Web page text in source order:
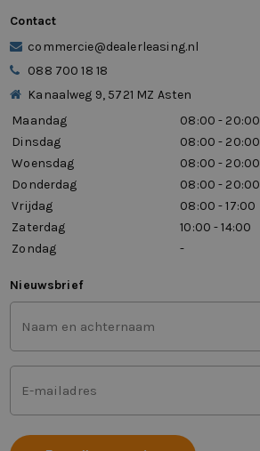
Contact
commercie@dealerleasing.nl
088 700 18 18
Kanaalweg 9, 5721 MZ Asten
Maandag
08:00 - 20:00
Dinsdag
08:00 - 20:00
Woensdag
08:00 - 20:00
Donderdag
08:00 - 20:00
Vrijdag
08:00 - 17:00
Zaterdag
10:00 - 14:00
Zondag
-
Nieuwsbrief
Voor-
en
achternaam
(Vereist)
Mailadres
(Vereist)